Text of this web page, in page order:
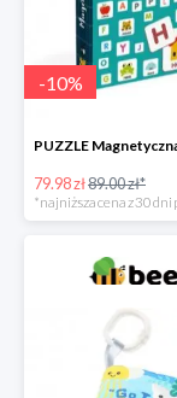
-10%
79.98 zł89.00 zł*